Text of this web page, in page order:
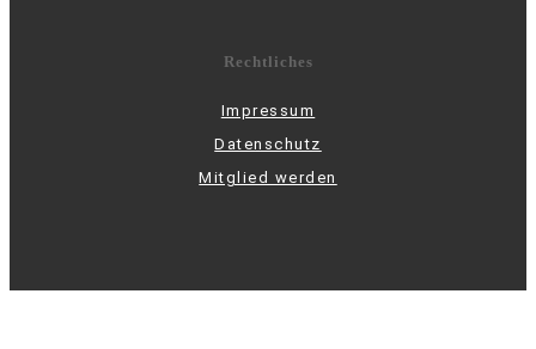
Rechtliches
Impressum
Datenschutz
Mitglied werden